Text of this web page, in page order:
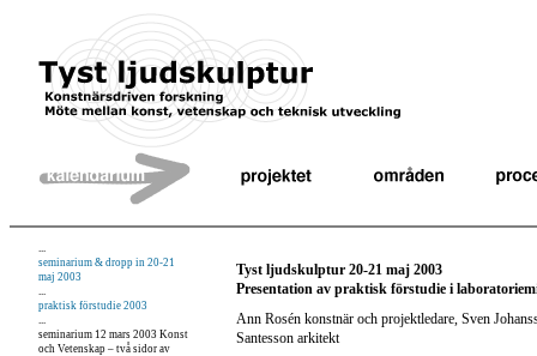
...
seminarium & dropp in 20-21
maj 2003
...
praktisk förstudie 2003
...
seminarium 12 mars 2003 Konst
och Vetenskap – två sidor av
Tyst ljudskulptur 20-21 maj 2003
Presentation av praktisk förstudie i
Ann Rosén konstnär och projektledare, Sven
Santesson arkitekt